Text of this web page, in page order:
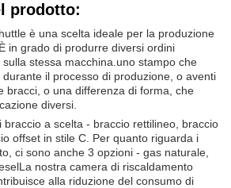
prodotto:
è una scelta ideale per la produzione
in grado di produrre diversi ordini
stessa macchina.uno stampo che
il processo di produzione, o aventi
bracci, o una differenza di forma, che
diversi.
braccio a scelta - braccio rettilineo, braccio
offset in stile C. Per quanto riguarda i
ci sono anche 3 opzioni - gas naturale,
nostra camera di riscaldamento
alla riduzione del consumo di